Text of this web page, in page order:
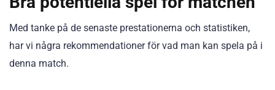
Med tanke på de senaste prestationerna och statistiken,
har vi några rekommendationer för vad man kan spela på i
denna match.